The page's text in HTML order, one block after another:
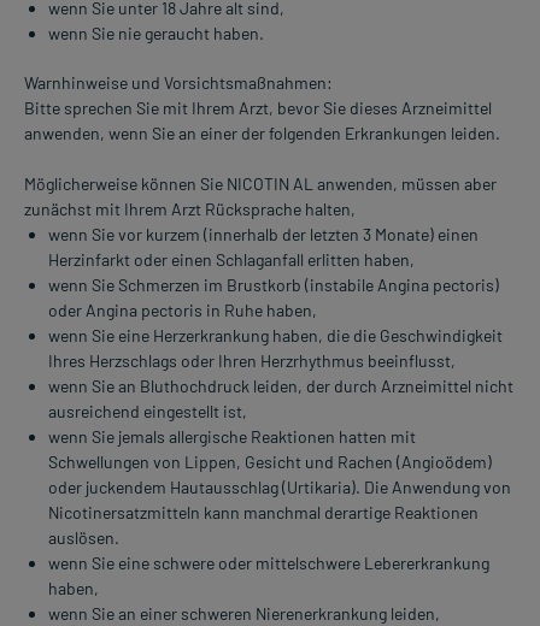
wenn Sie unter 18 Jahre alt sind,
wenn Sie nie geraucht haben.
Warnhinweise und Vorsichtsmaßnahmen:
Bitte sprechen Sie mit Ihrem Arzt, bevor Sie dieses Arzneimittel
anwenden, wenn Sie an einer der folgenden Erkrankungen leiden.
Möglicherweise können Sie NICOTIN AL anwenden, müssen aber
zunächst mit Ihrem Arzt Rücksprache halten,
wenn Sie vor kurzem (innerhalb der letzten 3 Monate) einen
Herzinfarkt oder einen Schlaganfall erlitten haben,
wenn Sie Schmerzen im Brustkorb (instabile Angina pectoris)
oder Angina pectoris in Ruhe haben,
wenn Sie eine Herzerkrankung haben, die die Geschwindigkeit
Ihres Herzschlags oder Ihren Herzrhythmus beeinflusst,
wenn Sie an Bluthochdruck leiden, der durch Arzneimittel nicht
ausreichend eingestellt ist,
wenn Sie jemals allergische Reaktionen hatten mit
Schwellungen von Lippen, Gesicht und Rachen (Angioödem)
oder juckendem Hautausschlag (Urtikaria). Die Anwendung von
Nicotinersatzmitteln kann manchmal derartige Reaktionen
auslösen.
wenn Sie eine schwere oder mittelschwere Lebererkrankung
haben,
wenn Sie an einer schweren Nierenerkrankung leiden,